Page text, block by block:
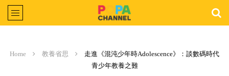
Home 教養省思
走進《混沌少年時Adolescence》：談數碼時代
青少年教養之難